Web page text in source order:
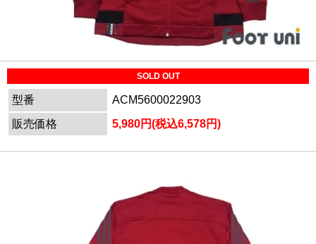
SOLD OUT
型番
ACM5600022903
販売価格
5,980円(税込6,578円)